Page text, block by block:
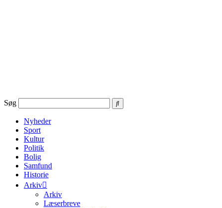
Søg
Nyheder
Sport
Kultur
Politik
Bolig
Samfund
Historie
Arkiv
Arkiv
Læserbreve